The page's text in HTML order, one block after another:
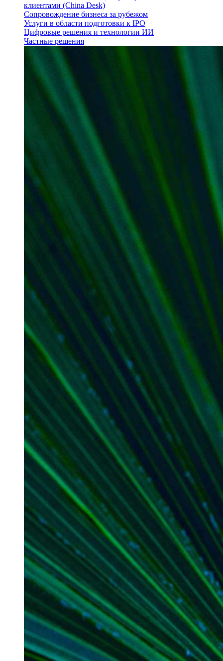
клиентами (China Desk)
Сопровождение бизнеса за рубежом
Услуги в области подготовки к IPO
Цифровые решения и технологии ИИ
Частные решения